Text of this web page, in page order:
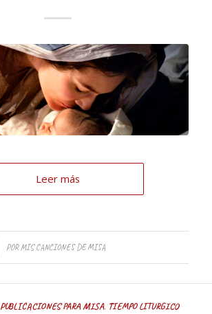
Leer más
PORMIS CANCIONES DE MISA
PUBLICACIONES PARA MISA, TIEMPO LITURGICO